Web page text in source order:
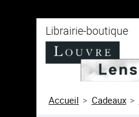
Librairie-boutique
Accueil Cadeaux